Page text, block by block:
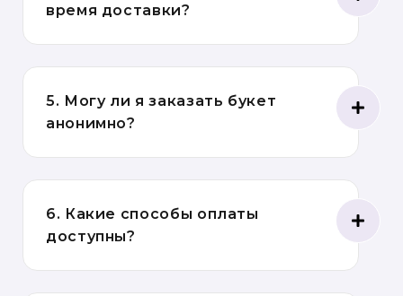
время доставки?
5. Могу ли я заказать букет
анонимно?
6. Какие способы оплаты
доступны?